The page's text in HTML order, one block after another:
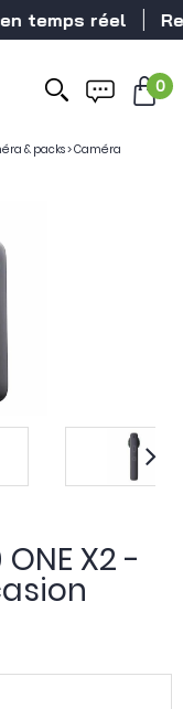
temps réel
0
& packs>Caméra
X2 -